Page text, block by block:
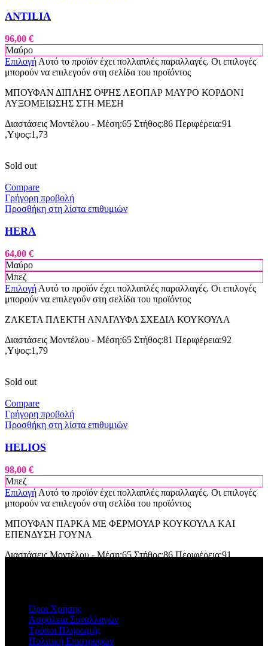
ANTILIA
96,00 €
Μαύρο
Επιλογή Αυτό το προϊόν έχει πολλαπλές παραλλαγές. Οι επιλογές
μπορούν να επιλεγούν στη σελίδα του προϊόντος
ΜΠΟΥΦΑΝ ΔΙΠΛΗΣ ΟΨΗΣ ΛΕΟΠΑΡ ΜΑΥΡΟ ΚΟΡΔΟΝΙ
ΑΥΞΟΜΕΙΩΣΗΣ ΣΤΗ ΜΕΣΗ
Διαστάσεις Μοντέλου - Μέση:65 Στήθος:86 Περιφέρεια:91
,Υψος:1,73
Sold out
Compare
Γρήγορη προβολή
Προσθήκη στη λίστα επιθυμιών
HERA
64,00 €
Μαύρο
Μπεζ
Επιλογή Αυτό το προϊόν έχει πολλαπλές παραλλαγές. Οι επιλογές
μπορούν να επιλεγούν στη σελίδα του προϊόντος
ΖΑΚΕΤΑ ΠΛΕΚΤΗ ΑΝΑΓΛΥΦΑ ΣΧΕΔΙΑ ΚΟΥΚΟΥΛΑ
Διαστάσεις Μοντέλου - Μέση:65 Στήθος:81 Περιφέρεια:92
,Υψος:1,79
Sold out
Compare
Γρήγορη προβολή
Προσθήκη στη λίστα επιθυμιών
HELIOS
98,00 €
Μπεζ
Επιλογή Αυτό το προϊόν έχει πολλαπλές παραλλαγές. Οι επιλογές
μπορούν να επιλεγούν στη σελίδα του προϊόντος
ΜΠΟΥΦΑΝ ΠΑΡΚΑ ΜΕ ΦΕΡΜΟΥΑΡ ΚΟΥΚΟΥΛΑ ΚΑΙ
ΕΠΕΝΔΥΣΗ ΓΟΥΝΑ
Διαστάσεις Μοντέλου - Μέση:65 Στήθος:86 Περιφέρεια:91
Όροι Χρήσης
Ασφάλεια Συναλλαγών
Τρόποι Πληρωμής
Πολιτική Επιστροφών